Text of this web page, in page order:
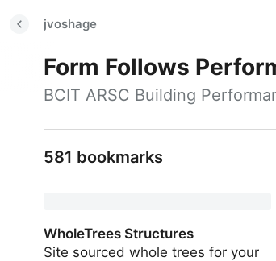
jvoshage
Form Follows
BCIT ARSC Building
581 bookmarks
WholeTrees Structures
Site sourced whole trees for your